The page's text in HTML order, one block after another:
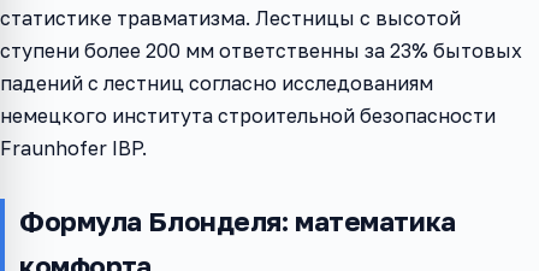
статистике травматизма. Лестницы с высотой
ступени более 200 мм ответственны за 23% бытовых
падений с лестниц согласно исследованиям
немецкого института строительной безопасности
Fraunhofer IBP.
Формула Блонделя: математика